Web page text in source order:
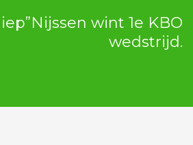
wint 1e KBO
wedstrijd.